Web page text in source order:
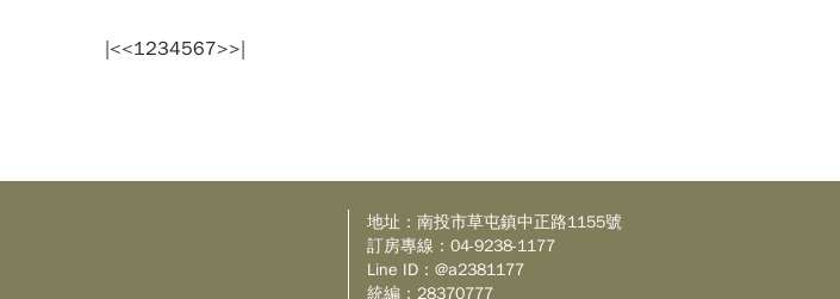
|<<1234567>>|
地址： 南投市草屯鎮中正路1155號
訂房專線： 04-9238-1177
Line ID： @a2381177
統編： 28370777